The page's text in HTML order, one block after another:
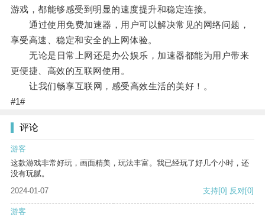
游戏，都能够感受到明显的速度提升和稳定连接。
通过使用免费加速器，用户可以解决常见的网络问题，
享受高速、稳定和安全的上网体验。
无论是日常上网还是办公娱乐，加速器都能为用户带来
更便捷、高效的互联网使用。
让我们畅享互联网，感受高效生活的美好！。
#1#
评论
游客
这款游戏非常好玩，画面精美，玩法丰富。我已经玩了好几个小时，还
没有玩腻。
2024-01-07
支持[0] 反对[0]
游客